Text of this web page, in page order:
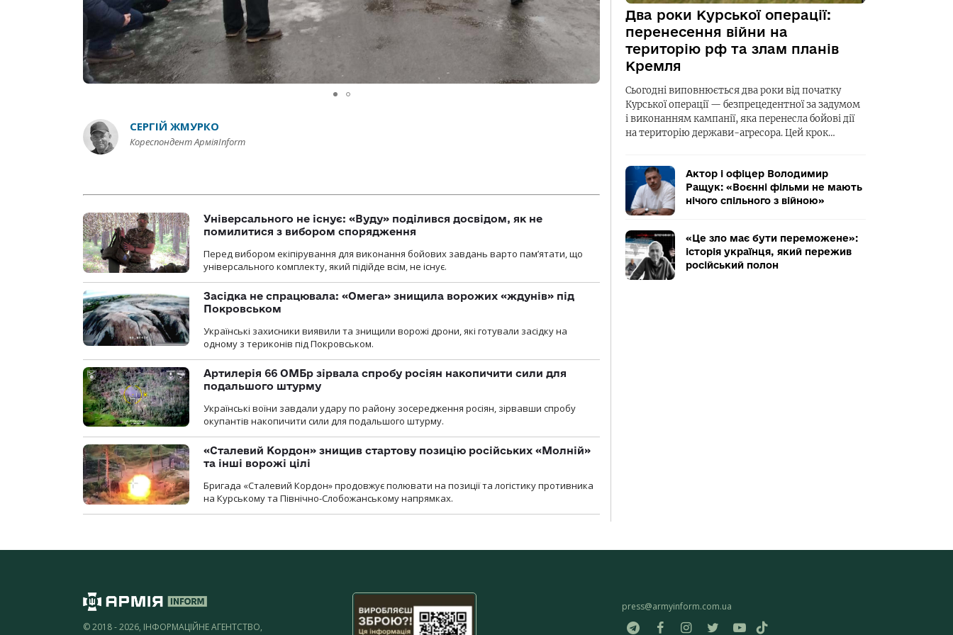
СЕРГІЙ ЖМУРКО
Кореспондент АрміяInform
Універсального не існує: «Вуду» поділився досвідом, як не
помилитися з вибором спорядження
Перед вибором екіпірування для виконання бойових завдань варто пам’ятати, що
універсального комплекту, який підійде всім, не існує.
Засідка не спрацювала: «Омега» знищила ворожих «ждунів» під
Покровськом
Українські захисники виявили та знищили ворожі дрони, які готували засідку на
одному з териконів під Покровськом.
Артилерія 66 ОМБр зірвала спробу росіян накопичити сили для
подальшого штурму
Українські воїни завдали удару по району зосередження росіян, зірвавши спробу
окупантів накопичити сили для подальшого штурму.
«Сталевий Кордон» знищив стартову позицію російських «Молній»
та інші ворожі цілі
Бригада «Сталевий Кордон» продовжує полювати на позиції та логістику противника
на Курському та Північно-Слобожанському напрямках.
Два роки Курської операції:
перенесення війни на
територію рф та злам планів
Кремля
Сьогодні виповнюється два роки від початку
Курської операції — безпрецедентної за задумом
і виконанням кампанії, яка перенесла бойові дії
на територію держави-агресора. Цей крок…
Актор і офіцер Володимир
Ращук: «Воєнні фільми не мають
нічого спільного з війною»
«Це зло має бути переможене»:
історія українця, який пережив
російський полон
© 2018 - 2026, ІНФОРМАЦІЙНЕ АГЕНТСТВО,
press@armyinform.com.ua